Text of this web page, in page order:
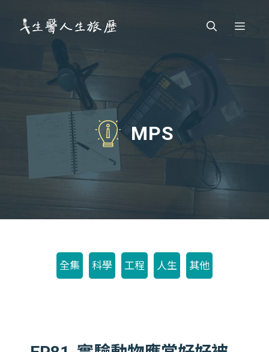
Menu
MPS
全集 科學 工程 人生 其他